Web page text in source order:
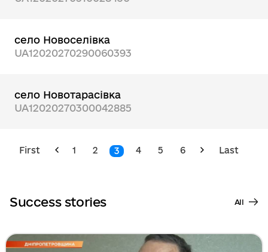
село Новоселівка
UA12020270290060393
село Новотарасівка
UA12020270300042885
First 1 2 3 4 5 6 Last
Success stories All